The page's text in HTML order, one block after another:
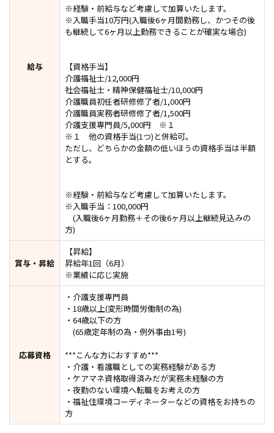
給与
※経験・前給与など考慮して加算いたします。
※入職手当10万円(入職後6ヶ月間勤務し、かつその後
も継続して6ヶ月以上勤務できることが確実な場合)
【資格手当】
介護福祉士/12,000円
社会福祉士・精神保健福祉士/10,000円
介護職員初任者研修修了者/1,000円
介護職員実務者研修修了者/1,500円
介護支援専門員/5,000円 ※１
※１ 他の資格手当(1つ)と併給可。
ただし、どちらかの金額の低いほうの資格手当は半額
とする。
※経験・前給与など考慮して加算いたします。
※入職手当：100,000円
(入職後6ヶ月勤務＋その後6ヶ月以上継続見込みの
方)
賞与・昇給
【昇給】
昇給年1回（6月）
※業績に応じ実施
応募資格
・介護支援専門員
・18歳以上(変形時間労働制の為)
・64歳以下の方
(65歳定年制の為・例外事由1号)
***こんな方におすすめ***
・介護・看護職としての実務経験がある方
・ケアマネ資格取得済みだが実務未経験の方
・夜勤のない環境へ転職をお考えの方
・福祉住環境コーディネーターなどの資格をお持ちの
方